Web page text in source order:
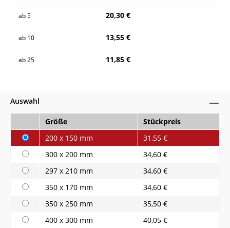
ab5 20,30 €
ab 10 13,55 €
ab25 11,85 €
Auswahl
Größe
Stückpreis
200 x 150 mm
31,55 €
300 x 200 mm
34,60 €
297 x 210 mm
34,60 €
350 x 170 mm
34,60 €
350 x 250 mm
35,50 €
400 x 300 mm
40,05 €